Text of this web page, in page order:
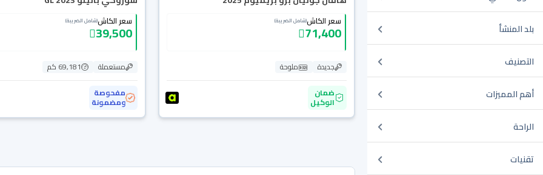
بلد المنشأ
التصنيف
أهم المميزات
الراحة
تقنيات
سعر الكاش(شامل الضريبة)
71,400
جديدة
ملوحة
ضمان
الوكيل
سعر الكاش(شامل الضريبة)
39,500
مستعملة
69,181 كم
مفحوصة
ومضمونة